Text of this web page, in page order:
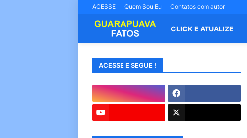
ACESSE Quem Sou Eu Contatos com autor
CLICK E ATUALIZE
ACESSE E SEGUE !